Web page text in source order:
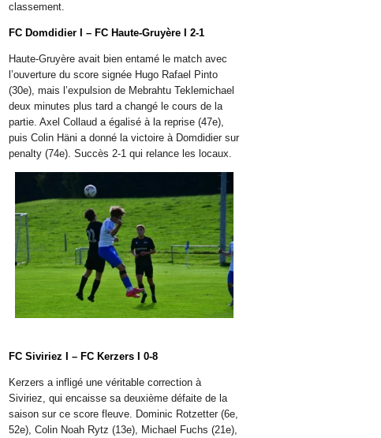
classement.
FC Domdidier I – FC Haute-Gruyère I 2-1
Haute-Gruyère avait bien entamé le match avec
l’ouverture du score signée Hugo Rafael Pinto
(30e), mais l’expulsion de Mebrahtu Teklemichael
deux minutes plus tard a changé le cours de la
partie. Axel Collaud a égalisé à la reprise (47e),
puis Colin Häni a donné la victoire à Domdidier sur
penalty (74e). Succès 2-1 qui relance les locaux.
FC Siviriez I – FC Kerzers I 0-8
Kerzers a infligé une véritable correction à
Siviriez, qui encaisse sa deuxième défaite de la
saison sur ce score fleuve. Dominic Rotzetter (6e,
52e), Colin Noah Rytz (13e), Michael Fuchs (21e),